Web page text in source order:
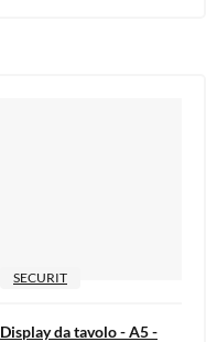
SECURIT
Display da tavolo - A5 -